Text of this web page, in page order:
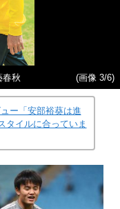
秋 (画像 3/6)
ー「安部裕葵は進
タイルに合っていま